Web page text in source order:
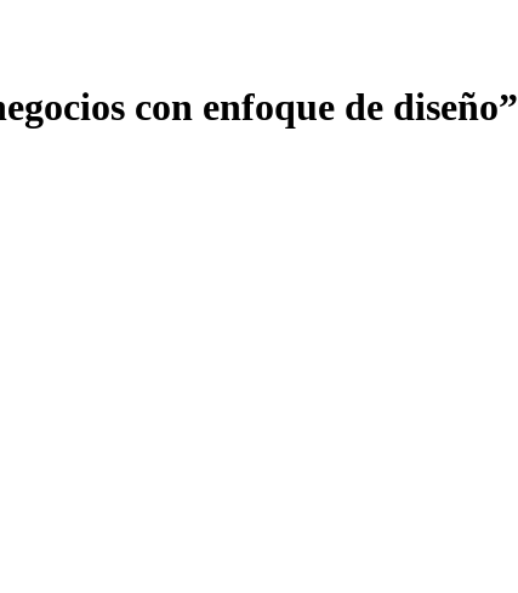
con enfoque de diseño”